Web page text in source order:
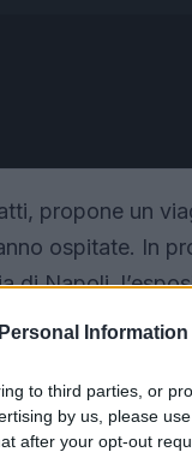
Information
to third parties, or
by us, please
after your opt-out
propone un
ospitate. In
di Napoli,
spazi che le